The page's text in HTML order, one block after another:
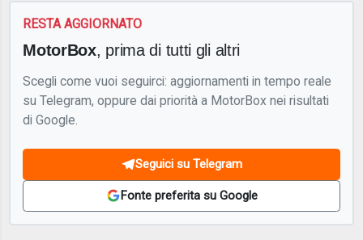
RESTA AGGIORNATO
MotorBox, prima di tutti gli altri
Scegli come vuoi seguirci: aggiornamenti in tempo reale
su Telegram, oppure dai priorità a MotorBox nei risultati
di Google.
Seguici su Telegram
Fonte preferita su Google